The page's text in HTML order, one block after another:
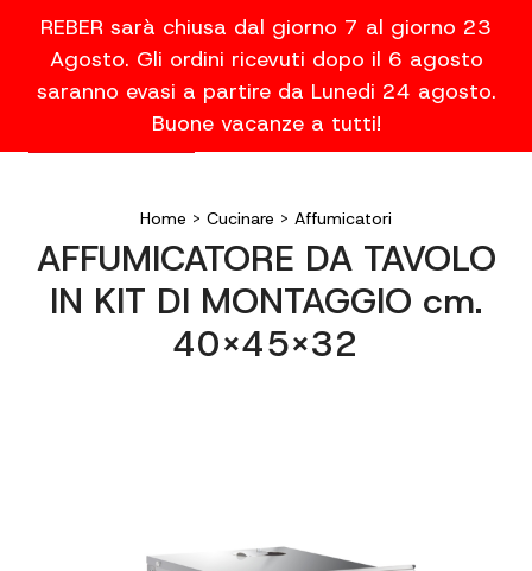
REBER sarà chiusa dal giorno 7 al giorno 23
Agosto. Gli ordini ricevuti dopo il 6 agosto
saranno evasi a partire da Lunedi 24 agosto.
Buone vacanze a tutti!
Home > Cucinare > Affumicatori
AFFUMICATORE DA TAVOLO
IN KIT DI MONTAGGIO cm.
40x45x32